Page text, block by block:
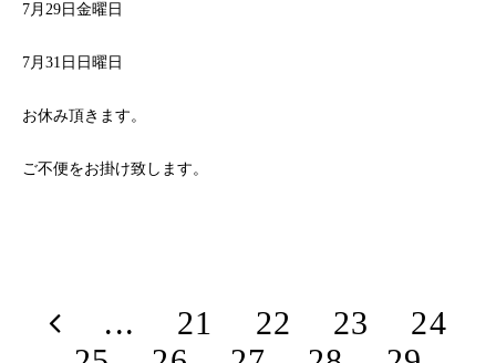
7月29日金曜日
7月31日日曜日
お休み頂きます。
ご不便をお掛け致します。
... 21 22 23
24